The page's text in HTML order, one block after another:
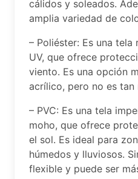
cálidos y soleados.
amplia variedad de
– Poliéster: Es una
UV, que ofrece
viento. Es una opción
acrílico, pero no es tan
– PVC: Es una tela
moho, que ofrece
el sol. Es ideal para
húmedos y lluviosos.
flexible y puede ser